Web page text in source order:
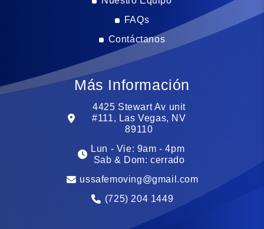
Más Información
4425 Stewart Av unit
#111, Las Vegas, NV
89110
Lun - Vie: 9am - 4pm ​​
Sab & ​Dom: cerrado
ussafemoving@gmail.com
(725) 204 1449
FAQs
Contáctanos